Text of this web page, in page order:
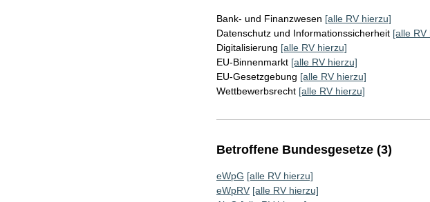
Bank- und Finanzwesen [alle RV hierzu]
Datenschutz und Informationssicherheit [alle RV
Digitalisierung [alle RV hierzu]
EU-Binnenmarkt [alle RV hierzu]
EU-Gesetzgebung [alle RV hierzu]
Wettbewerbsrecht [alle RV hierzu]
Betroffene Bundesgesetze (3)
eWpG [alle RV hierzu]
eWpRV [alle RV hierzu]